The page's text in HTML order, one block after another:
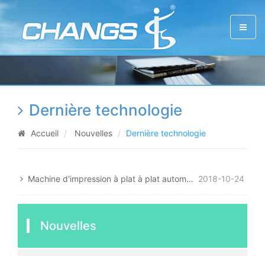
Dernière technologie
Accueil Nouvelles Dernière technologie
2018-10-24
Machine d'impression à plat à plat automatique SPT
Nouvelles